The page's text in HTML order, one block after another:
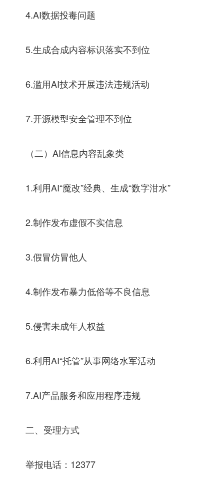
4.AI数据投毒问题
5.生成合成内容标识落实不到位
6.滥用AI技术开展违法违规活动
7.开源模型安全管理不到位
（二）AI信息内容乱象类
1.利用AI“魔改”经典、生成“数字泔水”
2.制作发布虚假不实信息
3.假冒仿冒他人
4.制作发布暴力低俗等不良信息
5.侵害未成年人权益
6.利用AI“托管”从事网络水军活动
7.AI产品服务和应用程序违规
二、受理方式
举报电话：12377